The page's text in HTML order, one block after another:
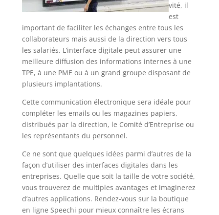
vité, il
est
important de faciliter les échanges entre tous les
collaborateurs mais aussi de la direction vers tous
les salariés. L’interface digitale peut assurer une
meilleure diffusion des informations internes à une
TPE, à une PME ou à un grand groupe disposant de
plusieurs implantations.
Cette communication électronique sera idéale pour
compléter les emails ou les magazines papiers,
distribués par la direction, le Comité d’Entreprise ou
les représentants du personnel.
Ce ne sont que quelques idées parmi d’autres de la
façon d’utiliser des interfaces digitales dans les
entreprises. Quelle que soit la taille de votre société,
vous trouverez de multiples avantages et imaginerez
d’autres applications. Rendez-vous sur la boutique
en ligne Speechi pour mieux connaître les écrans